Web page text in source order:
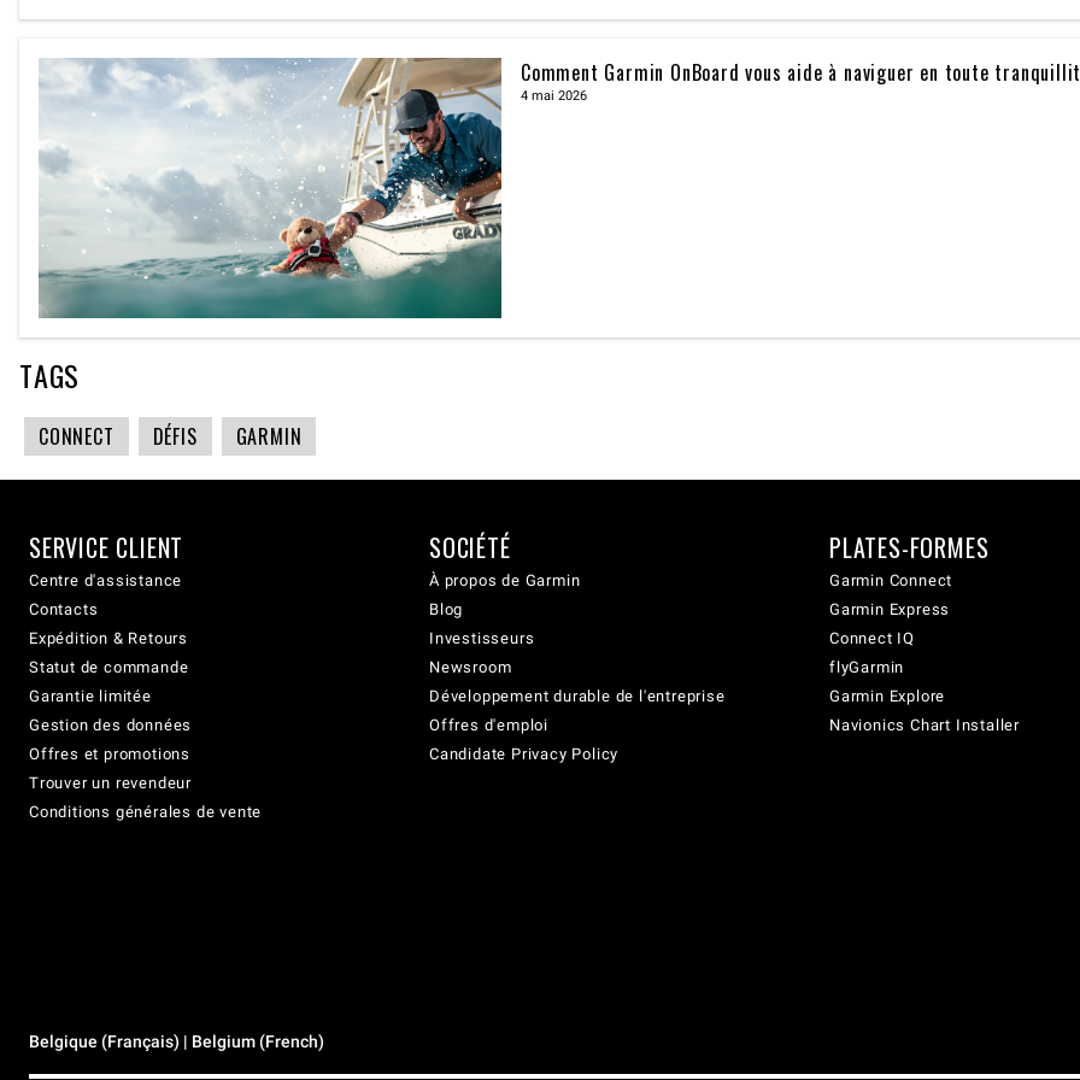
Comment Garmin OnBoard vous aide à naviguer en toute
4 mai 2026
TAGS
CONNECT DÉFIS GARMIN
SERVICE CLIENT
Centre d'assistance
Contacts
Expédition & Retours
Statut de commande
Garantie limitée
Gestion des données
Offres et promotions
Trouver un revendeur
Conditions générales de vente
SOCIÉTÉ
À propos de Garmin
Blog
Investisseurs
Newsroom
Développement durable de l'entreprise
Offres d'emploi
Candidate Privacy Policy
PLATES-FORMES
Garmin Connect
Garmin Express
Connect IQ
flyGarmin
Garmin Explore
Navionics Chart Installer
Belgique (Français) | Belgium (French)